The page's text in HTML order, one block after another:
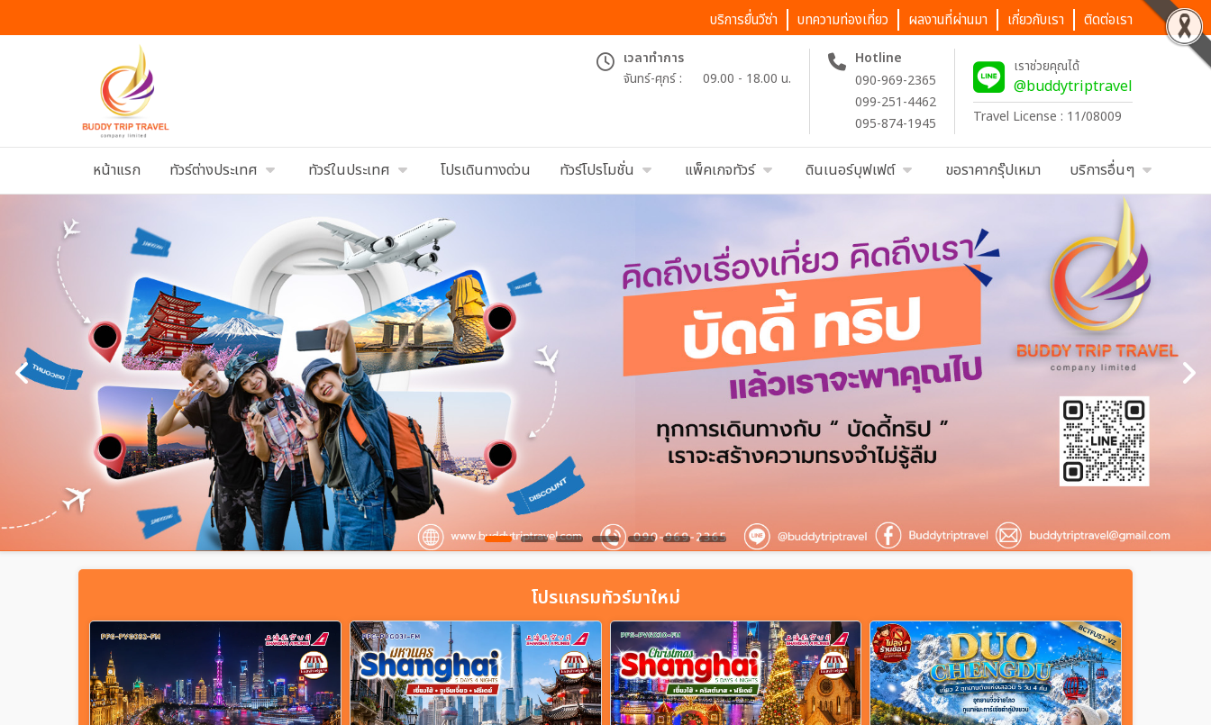
บริการยื่นวีซ่า บทความท่องเที่ยว ผลงานที่ผ่านมา เกี่ยวกับเรา ติดต่อเรา
เวลาทำการ
จันทร์-ศุกร์ :
09.00 - 18.00 น.
Hotline
090-969-2365
099-251-4462
095-874-1945
เราช่วยคุณได้
@buddytriptravel
Travel License : 11/08009
หน้าแรก ทัวร์ต่างประเทศ ทัวร์ในประเทศ โปรเดินทางด่วน ทัวร์โปรโมชั่น แพ็คเกจทัวร์ ดินเนอร์บุฟเฟต์ ขอราคากรุ๊ปเหมา บริการอื่นๆ
โปรแกรมทัวร์มาใหม่